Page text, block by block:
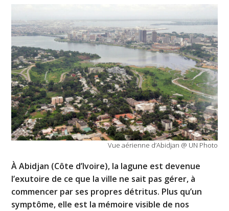
Vue aérienne d’Abidjan @ UN Photo
À Abidjan (Côte d’Ivoire), la lagune est devenue
l’exutoire de ce que la ville ne sait pas gérer, à
commencer par ses propres détritus. Plus qu’un
symptôme, elle est la mémoire visible de nos